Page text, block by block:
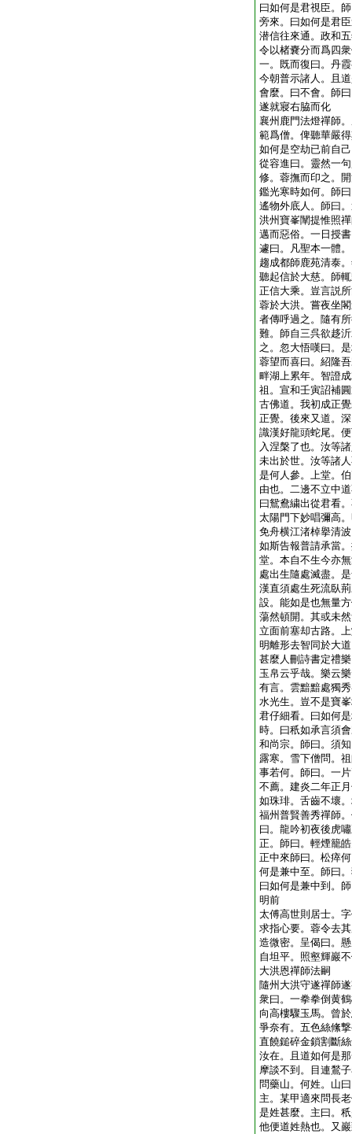
曰如何是君視臣。
旁來。曰如何是君
潜信往來通。政和
令以楮嚢分而爲四
一。既而復曰。丹
今朝普示諸人。且
會麼。曰不會。師
遂就寢右脇而化
襄州鹿門法燈禪師
範爲僧。俾聽華嚴
如何是空劫已前自
從容進曰。靈然一
修。蓉撫而印之。
鑑光寒時如何。師
遙物外底人。師曰
洪州寶峯闡提惟照
邁而惡俗。一日授
遽曰。凡聖本一體
趨成都師鹿苑清泰
聽起信於大慈。師
正信大乘。豈言説
蓉於大洪。嘗夜坐
者傳呼過之。隨有
難。師自三呉欲趍
之。忽大悟嘆曰。
蓉望而喜曰。紹隆
畔湖上累年。智證
祖。宣和壬寅詔補
古佛道。我初成正
正覺。後來又道。
識漢好龍頭蛇尾。
入涅槃了也。汝等
未出於世。汝等諸
是何人參。上堂。
由也。二邊不立中
曰鴛鴦繍出從君看
太陽門下妙唱彌高
免舟横江渚棹擧清
如斯告報普請承當
堂。本自不生今亦
處出生隨處滅盡。
漢直須處生死流臥
設。能如是也無量
蕩然頓開。其或未
立面前塞却古路。
明離形去智同於大
甚麼人刪詩書定禮
玉帛云乎哉。樂云
有言。雲黯黯處獨
水光生。豈不是寶
君仔細看。曰如何
時。曰秖如承言須
和尚宗。師曰。須
露寒。雪下僧問。
事若何。師曰。一
不薦。建炎二年正
如珠琲。舌齒不壞
福州普賢善秀禪師
曰。龍吟初夜後虎
正。師曰。輕煙籠
正中來師曰。松瘁
何是兼中至。師曰
曰如何是兼中到。
明前
太傅高世則居士。
求指心要。蓉令去
造微密。呈偈曰。
自坦平。照壑輝巖
大洪恩禪師法嗣
隨州大洪守遂禪師
衆曰。一拳拳倒黄
向高樓驟玉馬。曾
爭奈有。五色絲絛
直饒鎚碎金鎖割斷
汝在。且道如何是
摩談不到。目連鶖
問藥山。何姓。山
主。某甲適來問長
是姓甚麼。主曰。
他便道姓熱也。又